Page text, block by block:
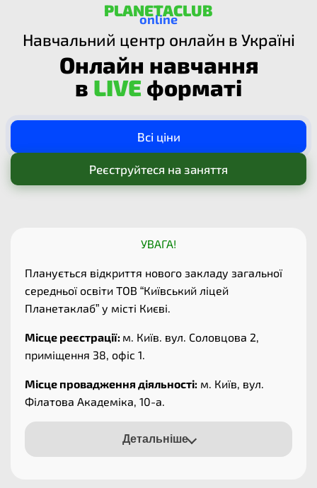
PLANETACLUB
online
Навчальний центр онлайн в Україні
Онлайн навчання
в LIVE форматі
Всі ціни
Реєструйтеся на заняття
УВАГА!
Планується відкриття нового закладу загальної
середньої освіти ТОВ “Київський ліцей
Планетаклаб” у місті Києві.
Місце реєстрації: м. Київ. вул. Соловцова 2,
приміщення 38, офіс 1.
Місце провадження діяльності: м. Київ, вул.
Філатова Академіка, 10-а.
Детальніше